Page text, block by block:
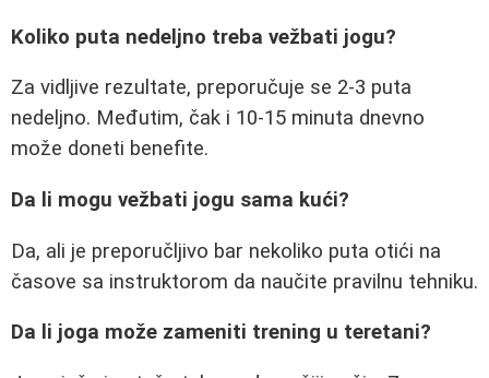
Koliko puta nedeljno treba vežbati jogu?
Za vidljive rezultate, preporučuje se 2-3 puta
nedeljno. Međutim, čak i 10-15 minuta dnevno
može doneti benefite.
Da li mogu vežbati jogu sama kući?
Da, ali je preporučljivo bar nekoliko puta otići na
časove sa instruktorom da naučite pravilnu tehniku.
Da li joga može zameniti trening u teretani?